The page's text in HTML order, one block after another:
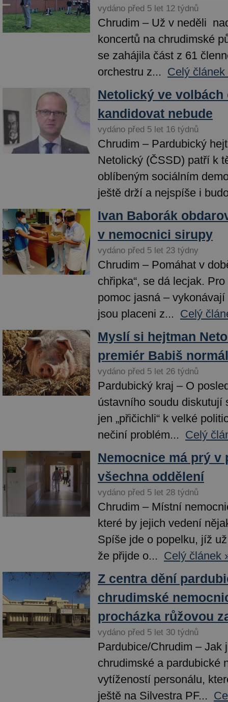
vydáno před 5 let 12 týdnů
Chrudim – Už v neděli
koncertů na chrudimské
se zahájila část z 61
orchestru z... Celý článek
Netolický ve volbách
kandidovat nebude
vydáno před 5 let 16 týdnů
Chrudim – Pardubický
Netolický (ČSSD) patří k
oblíbeným sociálním
ještě drží a nejspíše i
Ivan Baborák
v nemocnici sirupy
vydáno před 5 let 23 týdny
Chrudim – Pomáhat v
chřipka“, se dá lecjak.
pomoc jasná –
jsou placeni z... Celý
Myslí si hejtman
premiér Babiš
vydáno před 5 let 26 týdnů
Pardubický kraj – O
ústavního soudu diskutují
jen „přičichli“ k velké
nečiní problém... Celý
Nemocnice má prý v
všechna oddělení
vydáno před 5 let 28 týdnů
Chrudim – Místní
které by jejich vedení
Spíše jde o popelku, jíž
že přijde o... Celý článek
Z centra dění
chrudimské
procházka růžovou
vydáno před 5 let 30 týdnů
Pardubice/Chrudim – Jak
chrudimské a pardubické
vytížeností personálu,
ještě na Silvestra PF...